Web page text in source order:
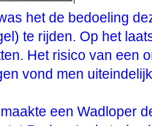
het de bedoeling
te rijden. Op het
Het risico van een
vond men
een Wadloper